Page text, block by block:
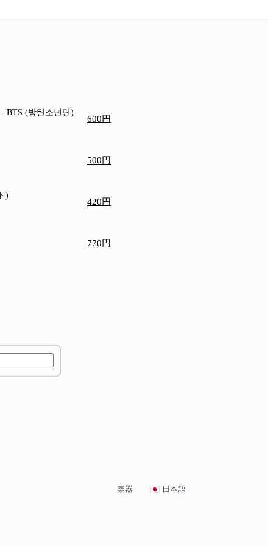
- BTS (방탄소년단)
600円
500円
)
420円
770円
楽器 日本語